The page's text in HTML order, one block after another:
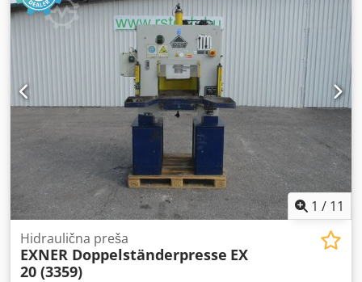
1 / 11
Hidraulična preša
EXNER Doppelständerpresse EX
20 (3359)